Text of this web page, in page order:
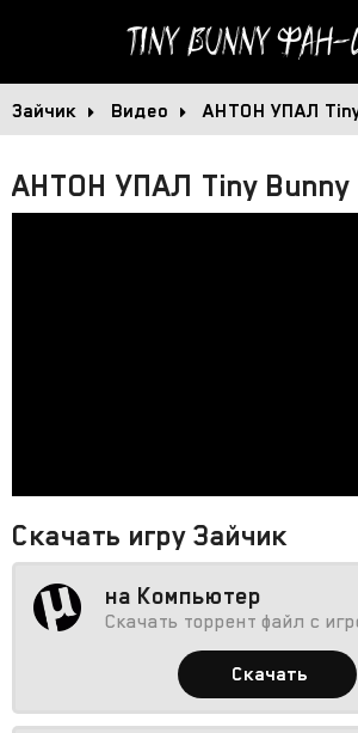
Tiny BunnyФан-
Зайчик Видео АНТОН УПАЛ
АНТОН УПАЛ Tiny
Скачать игру Зайчик
на Компьютер
Скачать торрент файл с
Скачать